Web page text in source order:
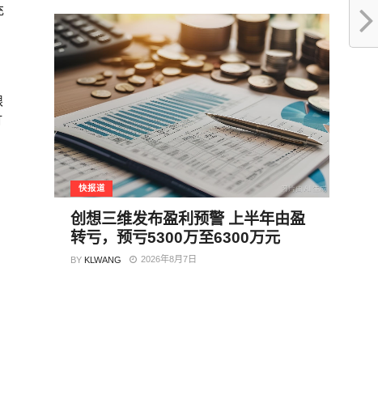
快报道
创想三维发布盈利预警 上半年由盈
转亏，预亏5300万至6300万元
BY KLWANG 2026年8月7日